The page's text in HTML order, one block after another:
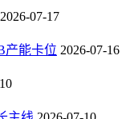
2026-07-17
产能卡位 2026-07-16